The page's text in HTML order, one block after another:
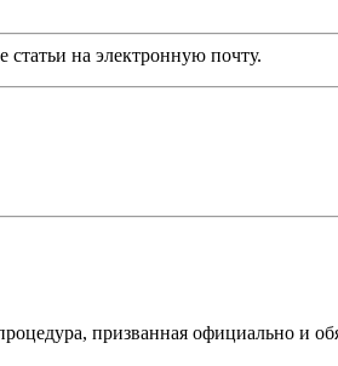
на электронную почту.
призванная официально и